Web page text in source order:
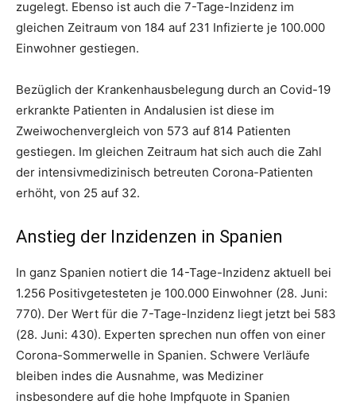
zugelegt. Ebenso ist auch die 7-Tage-Inzidenz im
gleichen Zeitraum von 184 auf 231 Infizierte je 100.000
Einwohner gestiegen.
Bezüglich der Krankenhausbelegung durch an Covid-19
erkrankte Patienten in Andalusien ist diese im
Zweiwochenvergleich von 573 auf 814 Patienten
gestiegen. Im gleichen Zeitraum hat sich auch die Zahl
der intensivmedizinisch betreuten Corona-Patienten
erhöht, von 25 auf 32.
Anstieg der Inzidenzen in Spanien
In ganz Spanien notiert die 14-Tage-Inzidenz aktuell bei
1.256 Positivgetesteten je 100.000 Einwohner (28. Juni:
770). Der Wert für die 7-Tage-Inzidenz liegt jetzt bei 583
(28. Juni: 430). Experten sprechen nun offen von einer
Corona-Sommerwelle in Spanien. Schwere Verläufe
bleiben indes die Ausnahme, was Mediziner
insbesondere auf die hohe Impfquote in Spanien